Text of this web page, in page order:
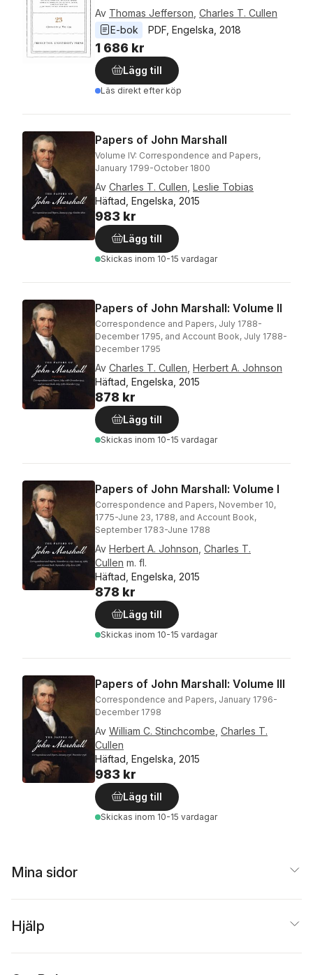
Av Thomas Jefferson Charles T. Cullen
E-bok
PDF Engelska 2018
1 686 kr
Lägg till
Läs direkt efter köp
Papers of John Marshall
Volume IV: Correspondence and Papers,
January 1799-October 1800
Av Charles T. Cullen Leslie Tobias
Häftad, Engelska, 2015
983 kr
Lägg till
Skickas inom 10-15 vardagar
Papers of John Marshall: Volume II
Correspondence and Papers, July 1788-
December 1795, and Account Book, July 1788-
December 1795
Av Charles T. Cullen Herbert A. Johnson
Häftad, Engelska, 2015
878 kr
Lägg till
Skickas inom 10-15 vardagar
Papers of John Marshall: Volume I
Correspondence and Papers, November 10,
1775-June 23, 1788, and Account Book,
September 1783-June 1788
Av Herbert A. Johnson Charles T.
Cullen m. fl.
Häftad, Engelska, 2015
878 kr
Lägg till
Skickas inom 10-15 vardagar
Papers of John Marshall: Volume III
Correspondence and Papers, January 1796-
December 1798
Av William C. Stinchcombe Charles T.
Cullen
Häftad, Engelska, 2015
983 kr
Lägg till
Skickas inom 10-15 vardagar
Mina sidor
Hjälp